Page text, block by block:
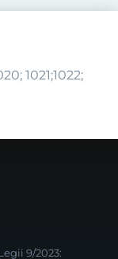
1021;1022;
9/2023: